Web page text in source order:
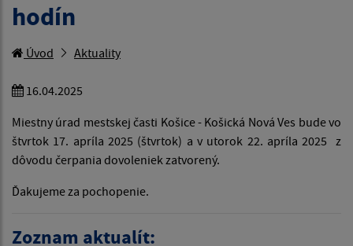
hodín
Úvod Aktuality
16.04.2025
Miestny úrad mestskej časti Košice - Košická Nová Ves bude vo
štvrtok 17. apríla 2025 (štvrtok) a v utorok 22. apríla 2025 z
dôvodu čerpania dovoleniek zatvorený.
Ďakujeme za pochopenie.
Zoznam aktualít: